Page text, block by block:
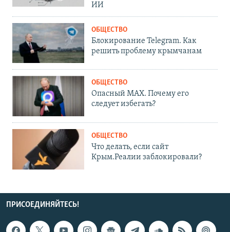
ИИ
ОБЩЕСТВО
Блокирование Telegram. Как
решить проблему крымчанам
ОБЩЕСТВО
Опасный MAX. Почему его
следует избегать?
ОБЩЕСТВО
Что делать, если сайт
Крым.Реалии заблокировали?
ПРИСОЕДИНЯЙТЕСЬ!